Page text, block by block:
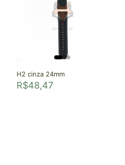
H2 cinza 24mm
R$48,47